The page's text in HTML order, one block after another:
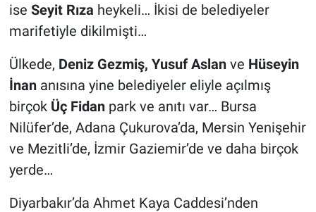
ise Seyit Rıza heykeli… İkisi de belediyeler
marifetiyle dikilmişti…
Ülkede, Deniz Gezmiş, Yusuf Aslanve Hüseyin
İnananısına yine belediyeler eliyle açılmış
birçok Üç Fidanpark ve anıtı var… Bursa
Nilüfer’de, Adana Çukurova’da, Mersin Yenişehir
ve Mezitli’de, İzmir Gaziemir’de ve daha birçok
yerde…
Diyarbakır’da Ahmet Kaya Caddesi’nden